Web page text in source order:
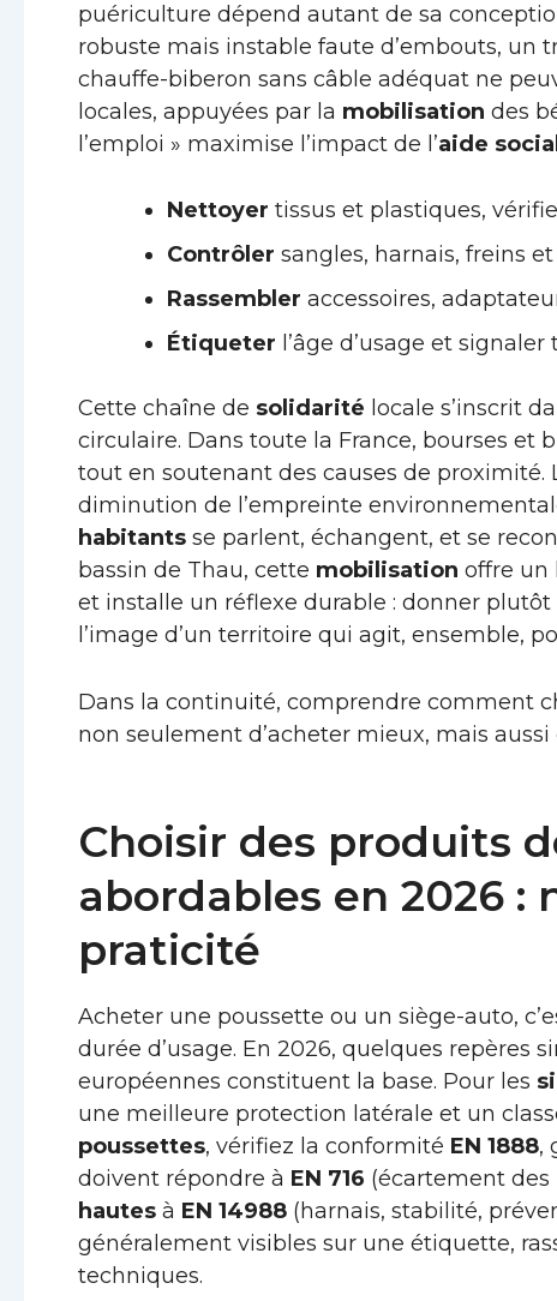
puériculture dépend autant de sa
robuste mais instable faute d’embouts, un
chauffe-biberon sans câble adéquat ne
locales, appuyées par la mobilisation des
l’emploi » maximise l’impact de l’aide
Nettoyer tissus et plastiques,
Contrôler sangles, harnais, freins
Rassembler accessoires,
Étiqueter l’âge d’usage et
Cette chaîne de solidarité locale s’inscrit
circulaire. Dans toute la France, bourses et
tout en soutenant des causes de proximité.
diminution de l’empreinte
habitants se parlent, échangent, et se
bassin de Thau, cette mobilisation offre un
et installe un réflexe durable : donner
l’image d’un territoire qui agit, ensemble,
Dans la continuité, comprendre comment
non seulement d’acheter mieux, mais
Choisir des produits
abordables en 2026
praticité
Acheter une poussette ou un siège-auto,
durée d’usage. En 2026, quelques repères
européennes constituent la base. Pour les
une meilleure protection latérale et un
poussettes, vérifiez la conformité EN 1888,
doivent répondre à EN 716 (écartement des
hautes à EN 14988 (harnais, stabilité,
généralement visibles sur une étiquette,
techniques.